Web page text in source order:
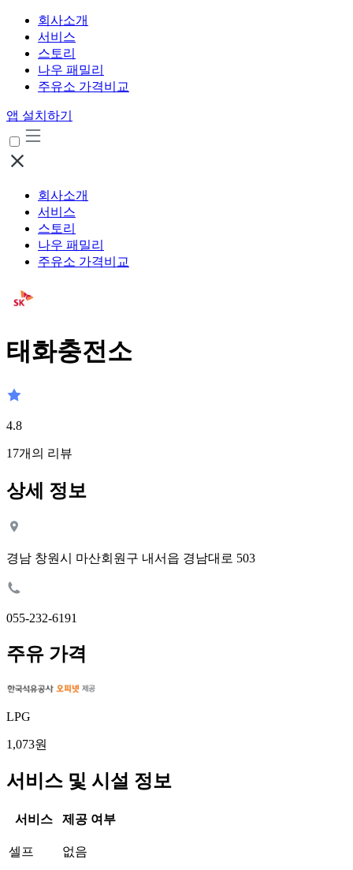
회사소개
서비스
스토리
나우 패밀리
주유소 가격비교
앱 설치하기
회사소개
서비스
스토리
나우 패밀리
주유소 가격비교
태화충전소
4.8
17개의 리뷰
상세 정보
경남 창원시 마산회원구 내서읍 경남대로 503
055-232-6191
주유 가격
LPG
1,073원
서비스 및 시설 정보
서비스 제공 여부
셀프 없음